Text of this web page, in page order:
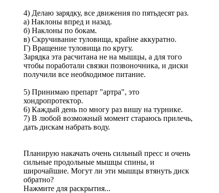
4) Делаю зарядку, все движения по пятьдесят раз.
а) Наклоны впред и назад.
б) Наклоны по бокам.
в) Скручивание туловища, крайне аккуратно.
Г) Вращение туловища по кругу.
Зарядка эта расчитана не на мышцы, а для того
чтобы поработали связки позвоночника, и диски
получили все необходимое питание.
5) Принимаю препарт "артра", это
хондропротектор.
6) Каждый день по многу раз вишу на турнике.
7) В любой возможный момент стараюсь прилечь,
дать дискам набрать воду.
Планирую накачать очень сильный пресс и очень
сильные продольные мышцы спины, и
широчайшие. Могут ли эти мышцы втянуть диск
обратно?
Нажмите для раскрытия...